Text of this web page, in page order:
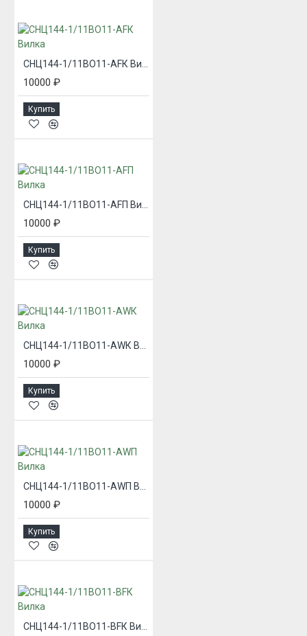
СНЦ144-1/11ВО11-AFК Вилка
10000 ₽
Купить
10000 ₽
Купить
10000 ₽
Купить
10000 ₽
Купить
СНЦ144-1/11ВО11-BFК Вилка